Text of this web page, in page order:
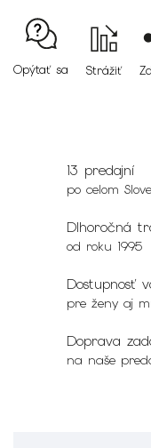
Opýtať sa Strážiť
13 predajní
po celom
Dlhoročná
od roku 1995
Dostupnosť
pre ženy aj
Doprava
na naše